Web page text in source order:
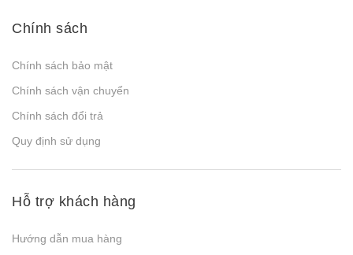
Chính sách
Chính sách bảo mật
Chính sách vận chuyển
Chính sách đổi trả
Quy định sử dụng
Hỗ trợ khách hàng
Hướng dẫn mua hàng